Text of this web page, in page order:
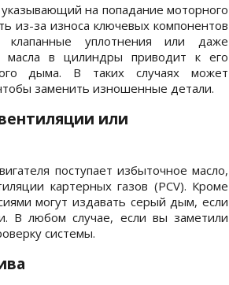
на попадание моторного
из-за износа ключевых компонентов
клапанные уплотнения или даже
масла в цилиндры приводит к его
дыма. В таких случаях может
заменить изношенные детали.
или
поступает избыточное масло,
картерных газов (PCV). Кроме
могут издавать серый дым, если
В любом случае, если вы заметили
системы.